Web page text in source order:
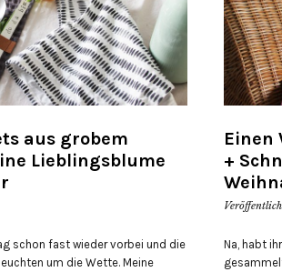
aus grobem
Lieblingsblume
schon fast wieder vorbei und die
um die Wette. Meine
Einen
+
Na, habt